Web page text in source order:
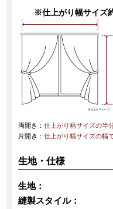
※仕上がり幅サイズ
両開き：仕上がり幅サイズの半
片開き：仕上がり幅サイズの幅
生地・仕様
生地：
縫製スタイル：